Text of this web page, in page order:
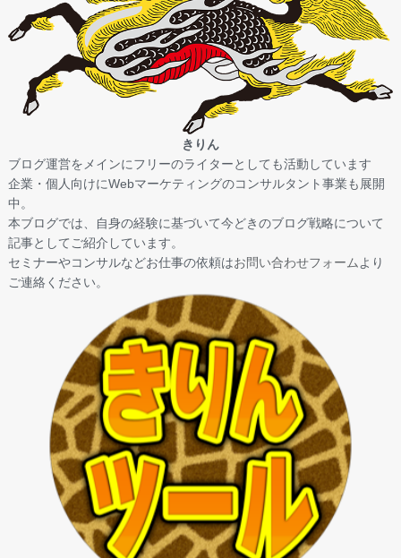
きりん
ブログ運営をメインにフリーのライターとしても活動しています
企業・個人向けにWebマーケティングのコンサルタント事業も展開
中。
本ブログでは、自身の経験に基づいて今どきのブログ戦略について
記事としてご紹介しています。
セミナーやコンサルなどお仕事の依頼はお問い合わせフォームより
ご連絡ください。